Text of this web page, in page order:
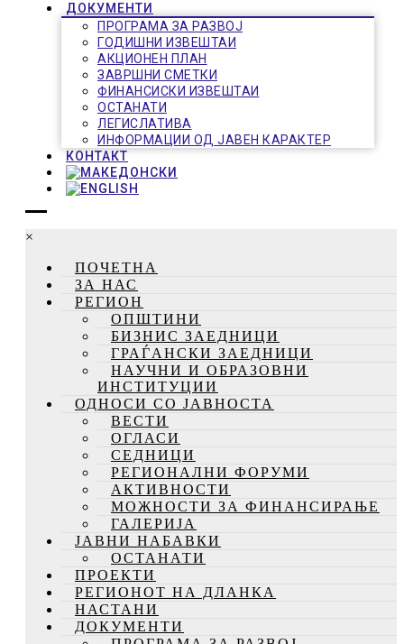
ДОКУМЕНТИ
ПРОГРАМА ЗА РАЗВОЈ
ГОДИШНИ ИЗВЕШТАИ
АКЦИОНЕН ПЛАН
ЗАВРШНИ СМЕТКИ
ФИНАНСИСКИ ИЗВЕШТАИ
ОСТАНАТИ
ЛЕГИСЛАТИВА
ИНФОРМАЦИИ ОД ЈАВЕН КАРАКТЕР
КОНТАКТ
×
ПОЧЕТНА
ЗА НАС
РЕГИОН
ОПШТИНИ
БИЗНИС ЗАЕДНИЦИ
ГРАЃАНСКИ ЗАЕДНИЦИ
НАУЧНИ И ОБРАЗОВНИ
ИНСТИТУЦИИ
ОДНОСИ СО ЈАВНОСТА
ВЕСТИ
ОГЛАСИ
СЕДНИЦИ
РЕГИОНАЛНИ ФОРУМИ
АКТИВНОСТИ
МОЖНОСТИ ЗА ФИНАНСИРАЊЕ
ГАЛЕРИЈА
ЈАВНИ НАБАВКИ
ОСТАНАТИ
ПРОЕКТИ
РЕГИОНОТ НА ДЛАНКА
НАСТАНИ
ДОКУМЕНТИ